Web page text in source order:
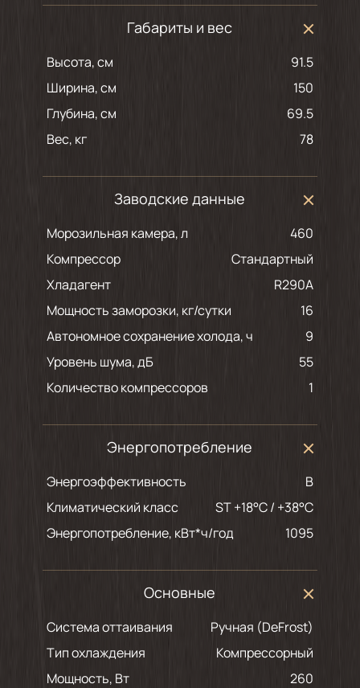
Габариты и вес
Высота, см
91.5
Ширина, см
150
Глубина, см
69.5
Вес, кг
78
Заводские данные
Морозильная камера, л
460
Компрессор
Стандартный
Хладагент
R290A
Мощность заморозки, кг/сутки
16
Автономное сохранение холода, ч
9
Уровень шума, дБ
55
Количество компрессоров
1
Энергопотребление
Энергоэффективность
B
Климатический класс
ST +18°C / +38°C
Энергопотребление, кВт*ч/год
1095
Основные
Система оттаивания
Ручная (DeFrost)
Тип охлаждения
Компрессорный
Мощность, Вт
260